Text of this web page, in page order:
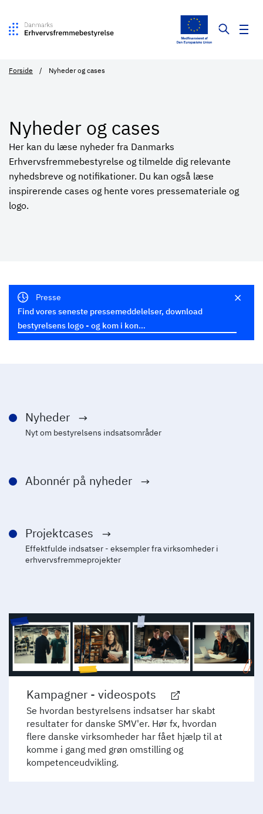
Forside Nyheder og cases
Nyheder og cases
Her kan du læse nyheder fra Danmarks
Erhvervsfremmebestyrelse og tilmelde dig relevante
nyhedsbreve og notifikationer. Du kan også læse
inspirerende cases og hente vores pressemateriale og
logo.
Presse
Find vores seneste pressemeddelelser, download
bestyrelsens logo - og kom i kon…
Nyheder
Nyt om bestyrelsens indsatsområder
Abonnér på nyheder
Projektcases
Effektfulde indsatser - eksempler fra virksomheder i
erhvervsfremmeprojekter
Kampagner - videospots
Se hvordan bestyrelsens indsatser har skabt
resultater for danske SMV'er. Hør fx, hvordan
flere danske virksomheder har fået hjælp til at
komme i gang med grøn omstilling og
kompetenceudvikling.